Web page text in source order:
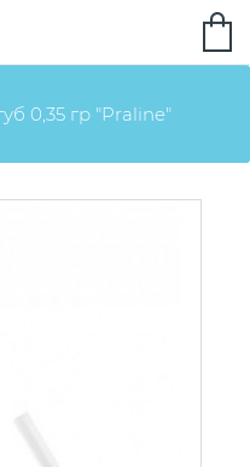
0,35 гр "Praline"